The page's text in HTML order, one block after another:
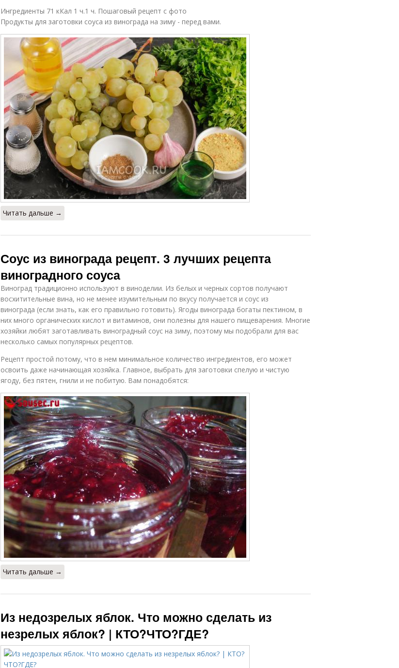
Ингредиенты 71 кКал 1 ч.1 ч. Пошаговый рецепт с фото
Продукты для заготовки соуса из винограда на зиму - перед вами.
Читать дальше →
Соус из винограда рецепт. 3 лучших рецепта
виноградного соуса
Виноград традиционно используют в виноделии. Из белых и черных сортов получают
восхитительные вина, но не менее изумительным по вкусу получается и соус из
винограда (если знать, как его правильно готовить). Ягоды винограда богаты пектином, в
них много органических кислот и витаминов, они полезны для нашего пищеварения. Многие
хозяйки любят заготавливать виноградный соус на зиму, поэтому мы подобрали для вас
несколько самых популярных рецептов.
Рецепт простой потому, что в нем минимальное количество ингредиентов, его может
освоить даже начинающая хозяйка. Главное, выбрать для заготовки спелую и чистую
ягоду, без пятен, гнили и не побитую. Вам понадобятся:
Читать дальше →
Из недозрелых яблок. Что можно сделать из
незрелых яблок? | КТО?ЧТО?ГДЕ?